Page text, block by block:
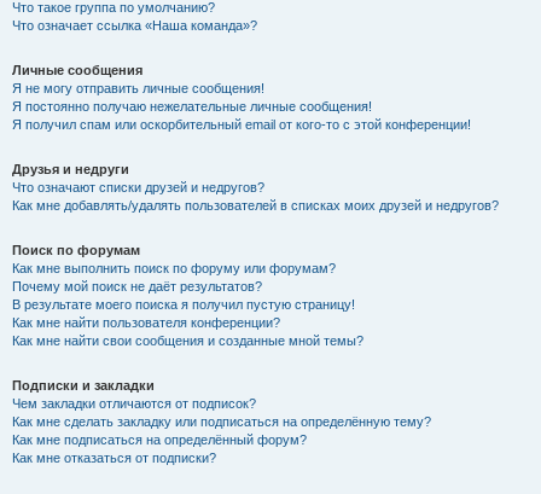
Что такое группа по умолчанию?
Что означает ссылка «Наша команда»?
Личные сообщения
Я не могу отправить личные сообщения!
Я постоянно получаю нежелательные личные сообщения!
Я получил спам или оскорбительный email от кого-то с этой конференции!
Друзья и недруги
Что означают списки друзей и недругов?
Как мне добавлять/удалять пользователей в списках моих друзей и недругов?
Поиск по форумам
Как мне выполнить поиск по форуму или форумам?
Почему мой поиск не даёт результатов?
В результате моего поиска я получил пустую страницу!
Как мне найти пользователя конференции?
Как мне найти свои сообщения и созданные мной темы?
Подписки и закладки
Чем закладки отличаются от подписок?
Как мне сделать закладку или подписаться на определённую тему?
Как мне подписаться на определённый форум?
Как мне отказаться от подписки?